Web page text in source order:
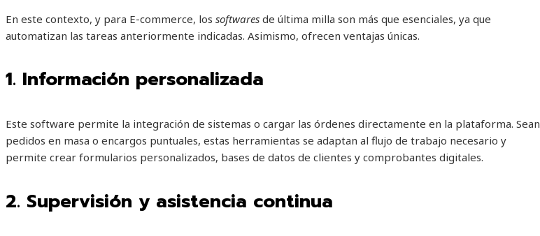
En este contexto, y para E-commerce, los softwares de última milla son más que esenciales, ya que
automatizan las tareas anteriormente indicadas. Asimismo, ofrecen ventajas únicas.
1. Información personalizada
Este software permite la integración de sistemas o cargar las órdenes directamente en la plataforma. Sean
pedidos en masa o encargos puntuales, estas herramientas se adaptan al flujo de trabajo necesario y
permite crear formularios personalizados, bases de datos de clientes y comprobantes digitales.
2. Supervisión y asistencia continua